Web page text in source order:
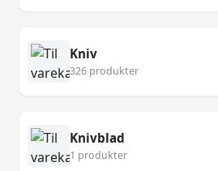
Kniv
326 produkter
Knivblad
1 produkter